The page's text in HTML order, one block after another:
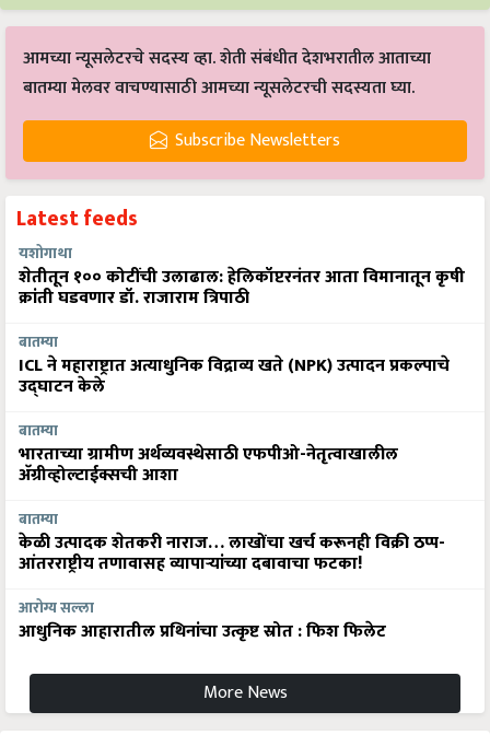
आमच्या न्यूसलेटरचे सदस्य व्हा. शेती संबंधीत देशभरातील आताच्या
बातम्या मेलवर वाचण्यासाठी आमच्या न्यूसलेटरची सदस्यता घ्या.
Subscribe Newsletters
Latest feeds
यशोगाथा
शेतीतून १०० कोटींची उलाढाल: हेलिकॉप्टरनंतर आता विमानातून कृषी
क्रांती घडवणार डॉ. राजाराम त्रिपाठी
बातम्या
ICL ने महाराष्ट्रात अत्याधुनिक विद्राव्य खते (NPK) उत्पादन प्रकल्पाचे
उद्घाटन केले
बातम्या
भारताच्या ग्रामीण अर्थव्यवस्थेसाठी एफपीओ-नेतृत्वाखालील
अ‍ॅग्रीव्होल्टाईक्सची आशा
बातम्या
केळी उत्पादक शेतकरी नाराज… लाखोंचा खर्च करूनही विक्री ठप्प-
आंतरराष्ट्रीय तणावासह व्यापाऱ्यांच्या दबावाचा फटका!
आरोग्य सल्ला
आधुनिक आहारातील प्रथिनांचा उत्कृष्ट स्रोत : फिश फिलेट
More News